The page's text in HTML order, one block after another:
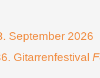
September 2026
Gitarrenfestival